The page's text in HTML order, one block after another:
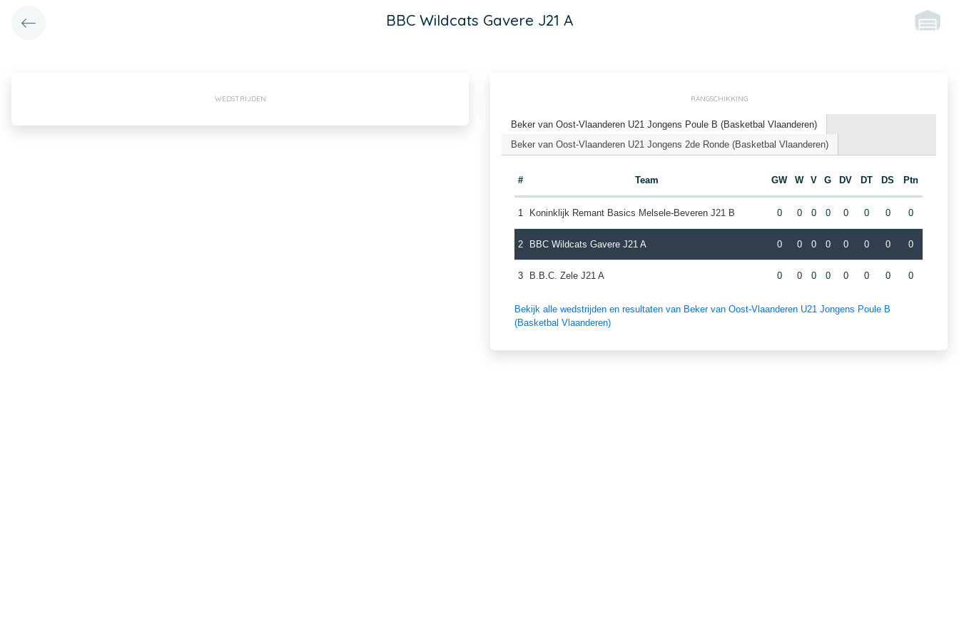
BBC Wildcats Gavere J21 A
WEDSTRIJDEN RANGSCHIKKING
Beker van Oost-Vlaanderen U21 Jongens Poule B (Basketbal Vlaanderen)
Beker van Oost-Vlaanderen U21 Jongens 2de Ronde (Basketbal Vlaanderen)
# Team GW W V G DV DT DS Ptn
1 Koninklijk Remant Basics Melsele-Beveren J21 B 0 0 0 0 0 0 0 0
2 BBC Wildcats Gavere J21 A 0 0 0 0 0 0 0 0
3 B.B.C. Zele J21 A 0 0 0 0 0 0 0 0
Bekijk alle wedstrijden en resultaten van Beker van Oost-Vlaanderen U21 Jongens Poule B
(Basketbal Vlaanderen)